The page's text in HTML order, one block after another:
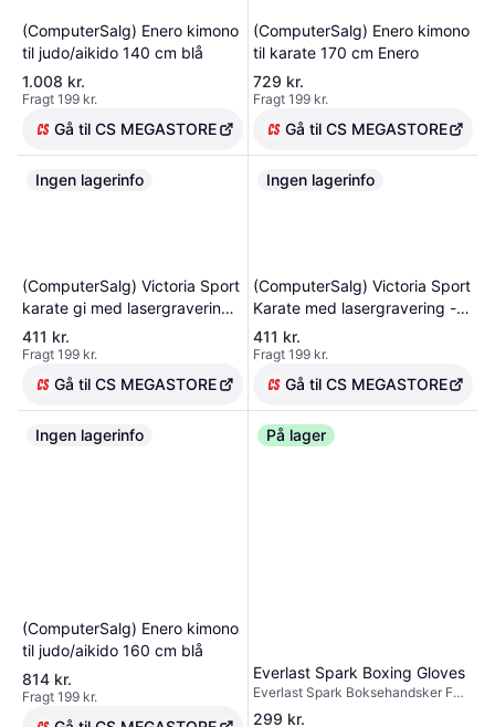
5 kg. Colli 2: 137 x 29 x 29,5 vægt
14,5 kg
(ComputerSalg) Enero kimono
til judo/aikido 140 cm blå
1.008 kr.
Fragt 199 kr.
Gå til CS MEGASTORE
(ComputerSalg) Enero kimono
til karate 170 cm Enero
729 kr.
Fragt 199 kr.
Gå til CS MEGASTORE
Ingen lagerinfo
(ComputerSalg) Victoria Sport
karate gi med lasergravering -
RMI
411 kr.
Fragt 199 kr.
Gå til CS MEGASTORE
Ingen lagerinfo
(ComputerSalg) Victoria Sport
Karate med lasergravering -
RMI
411 kr.
Fragt 199 kr.
Gå til CS MEGASTORE
Ingen lagerinfo
(ComputerSalg) Enero kimono
til judo/aikido 160 cm blå
814 kr.
Fragt 199 kr.
På lager
Everlast Spark Boxing Gloves
Everlast Spark Boksehandsker F
din interesse for boksning t ndt med
299 kr.